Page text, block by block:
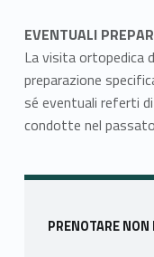
EVENTUALI
La visita ortopedica
preparazione
sé eventuali referti
condotte nel
Sidebar
PRENOTARE